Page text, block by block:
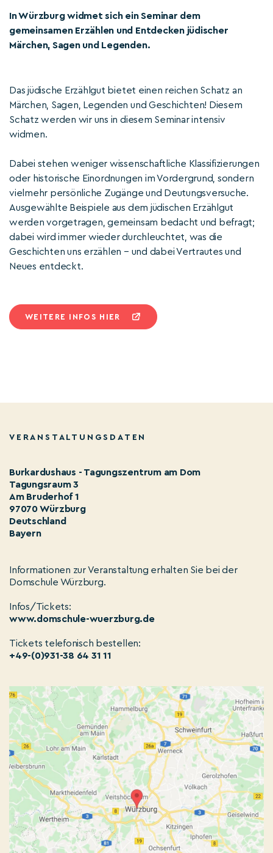
In Würzburg widmet sich ein Seminar dem
gemeinsamen Erzählen und Entdecken jüdischer
Märchen, Sagen und Legenden.
Das jüdische Erzählgut bietet einen reichen Schatz an
Märchen, Sagen, Legenden und Geschichten! Diesem
Schatz werden wir uns in diesem Seminar intensiv
widmen.
Dabei stehen weniger wissenschaftliche Klassifizierungen
oder historische Einordnungen im Vordergrund, sondern
vielmehr persönliche Zugänge und Deutungsversuche.
Ausgewählte Beispiele aus dem jüdischen Erzählgut
werden vorgetragen, gemeinsam bedacht und befragt;
dabei wird immer wieder durchleuchtet, was die
Geschichten uns erzählen – und dabei Vertrautes und
Neues entdeckt.
WEITERE INFOS HIER
VERANSTALTUNGSDATEN
Burkardushaus - Tagungszentrum am Dom
Tagungsraum 3
Am Bruderhof 1
97070 Würzburg
Deutschland
Bayern
Informationen zur Veranstaltung erhalten Sie bei der
Domschule Würzburg.
Infos/Tickets:
www.domschule-wuerzburg.de
Tickets telefonisch bestellen:
+49-(0)931-38 64 31 11